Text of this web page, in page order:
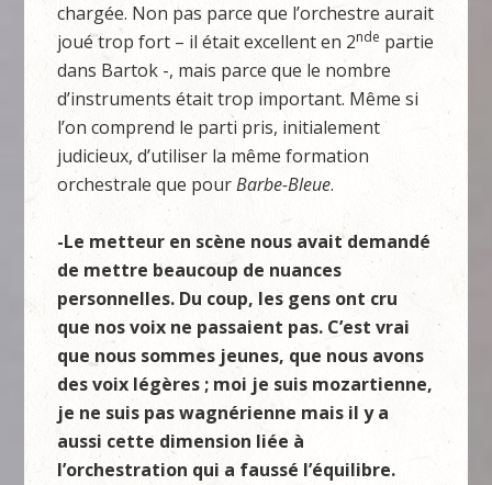
chargée. Non pas parce que l’orchestre aurait
joué trop fort – il était excellent en 2nde partie
dans Bartok -, mais parce que le nombre
d’instruments était trop important. Même si
l’on comprend le parti pris, initialement
judicieux, d’utiliser la même formation
orchestrale que pourBarbe-Bleue.
-Le metteur en scène nous avait demandé
de mettre beaucoup de nuances
personnelles. Du coup, les gens ont cru
que nos voix ne passaient pas. C’est vrai
que nous sommes jeunes, que nous avons
des voix légères ; moi je suis mozartienne,
je ne suis pas wagnérienne mais il y a
aussi cette dimension liée à
l’orchestration qui a faussé l’équilibre.